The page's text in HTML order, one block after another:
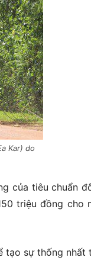
Kar) do
của tiêu chuẩn
triệu đồng cho
tạo sự thống nhất